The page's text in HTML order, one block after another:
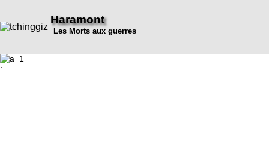
Haramont
Les Morts aux guerres
: